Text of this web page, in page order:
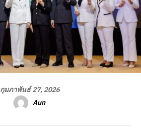
กุมภาพันธ์ 27, 2026
Aun